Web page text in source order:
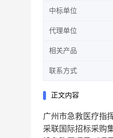
中标单位
代理单位
相关产品
联系方式
正文内容
广州市急救医疗指
采联国际招标采购